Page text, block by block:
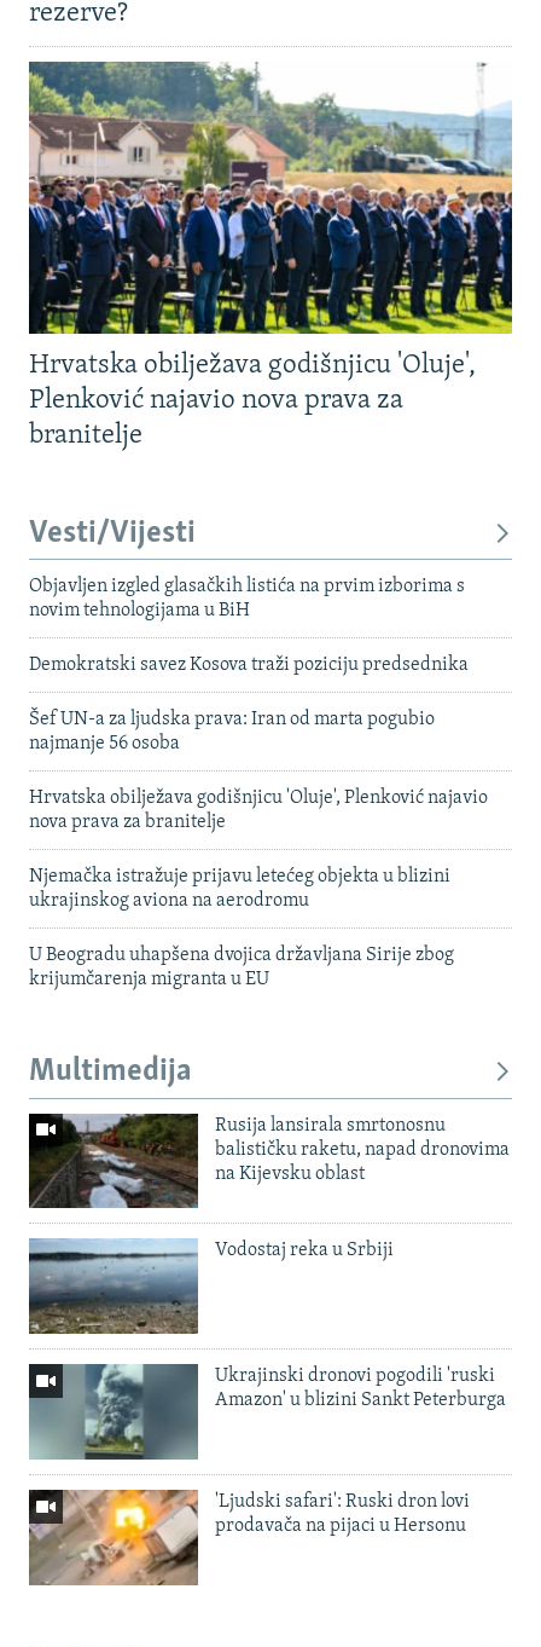
rezerve?
Hrvatska obilježava godišnjicu 'Oluje',
Plenković najavio nova prava za
branitelje
Vesti/Vijesti
Objavljen izgled glasačkih listića na prvim izborima s
novim tehnologijama u BiH
Demokratski savez Kosova traži poziciju predsednika
Šef UN-a za ljudska prava: Iran od marta pogubio
najmanje 56 osoba
Hrvatska obilježava godišnjicu 'Oluje', Plenković najavio
nova prava za branitelje
Njemačka istražuje prijavu letećeg objekta u blizini
ukrajinskog aviona na aerodromu
U Beogradu uhapšena dvojica državljana Sirije zbog
krijumčarenja migranta u EU
Multimedija
Rusija lansirala smrtonosnu
balističku raketu, napad dronovima
na Kijevsku oblast
Vodostaj reka u Srbiji
Ukrajinski dronovi pogodili 'ruski
Amazon' u blizini Sankt Peterburga
'Ljudski safari': Ruski dron lovi
prodavača na pijaci u Hersonu